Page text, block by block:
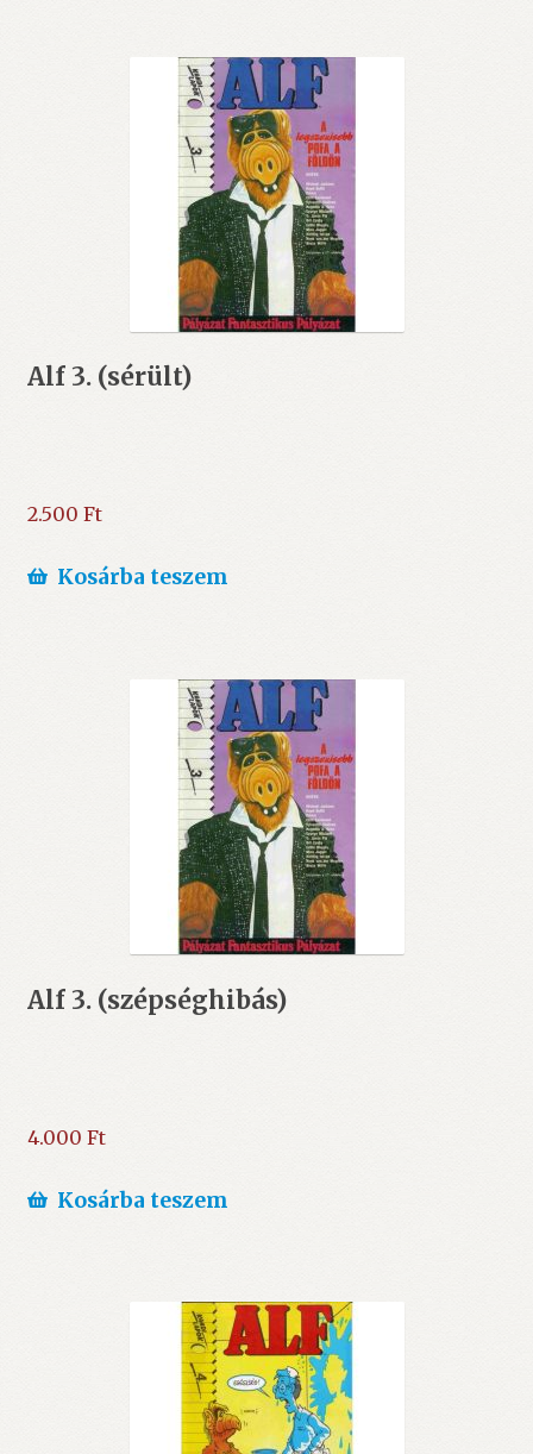
Alf 3. (sérült)
2.500 Ft
Kosárba teszem
Alf 3. (szépséghibás)
4.000 Ft
Kosárba teszem